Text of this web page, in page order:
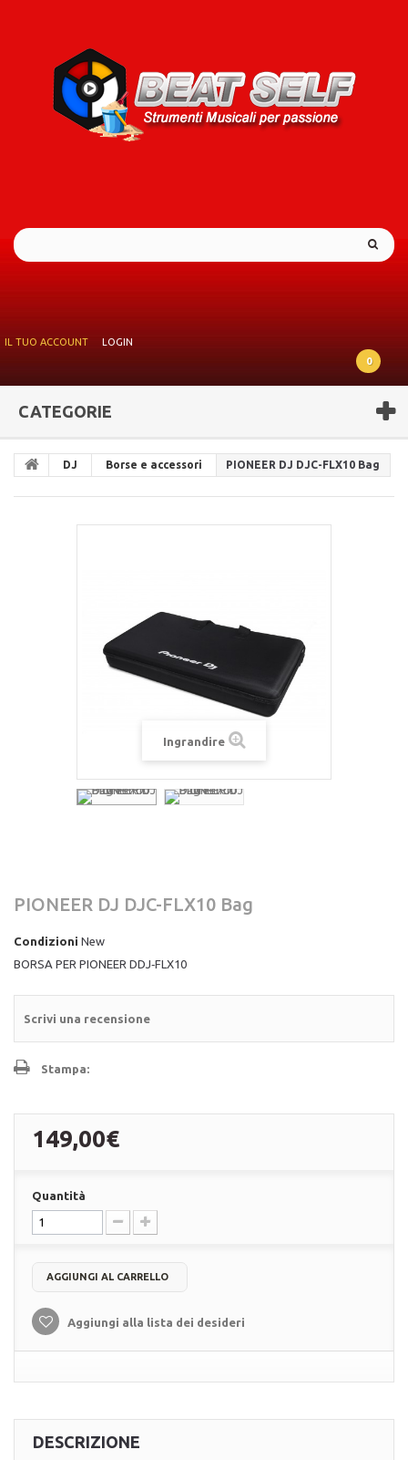
IL TUO ACCOUNT
LOGIN
0
CATEGORIE
DJ Borse e accessori PIONEER DJ DJC-FLX10 Bag
Ingrandire
PIONEER DJ DJC-FLX10 Bag
Condizioni New
BORSA PER PIONEER DDJ‑FLX10
Scrivi una recensione
Stampa:
149,00€
Quantità
AGGIUNGI AL CARRELLO
Aggiungi alla lista dei desideri
DESCRIZIONE